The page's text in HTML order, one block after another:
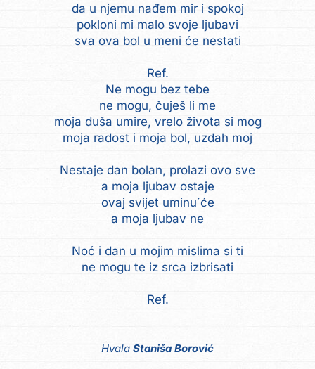
da u njemu nađem mir i spokoj
pokloni mi malo svoje ljubavi
sva ova bol u meni će nestati
Ref.
Ne mogu bez tebe
ne mogu, čuješ li me
moja duša umire, vrelo života si mog
moja radost i moja bol, uzdah moj
Nestaje dan bolan, prolazi ovo sve
a moja ljubav ostaje
ovaj svijet uminu´će
a moja ljubav ne
Noć i dan u mojim mislima si ti
ne mogu te iz srca izbrisati
Ref.
Hvala Staniša Borović